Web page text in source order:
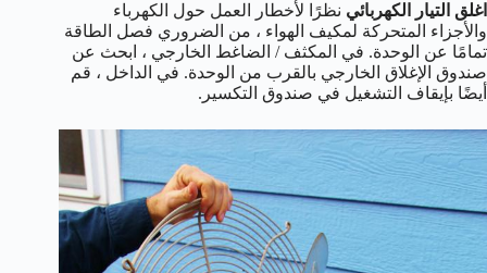
اغلق التيار الكهربائي نظرًا لأخطار العمل حول الكهرباء
والأجزاء المتحركة لمكيف الهواء ، من الضروري فصل الطاقة
تمامًا عن الوحدة. في المكثف / الضاغط الخارجي ، ابحث عن
صندوق الإغلاق الخارجي بالقرب من الوحدة. في الداخل ، قم
أيضًا بإيقاف التشغيل في صندوق التكسير.